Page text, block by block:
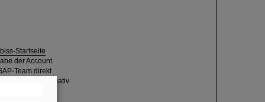
Startseite
der Account
Team direkt
Alternativ